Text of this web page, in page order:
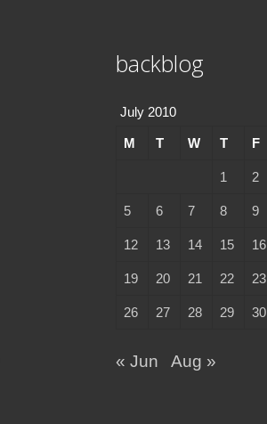
backblog
July 2010
M T W T F
1 2
5 6 7 8 9
12 13 14 15 16
19 20 21 22 23
26 27 28 29 30
« Jun Aug »